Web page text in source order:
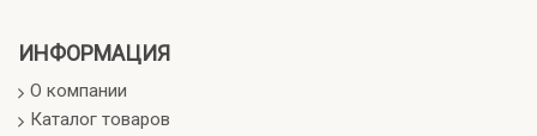
ИНФОРМАЦИЯ
О компании
Каталог товаров